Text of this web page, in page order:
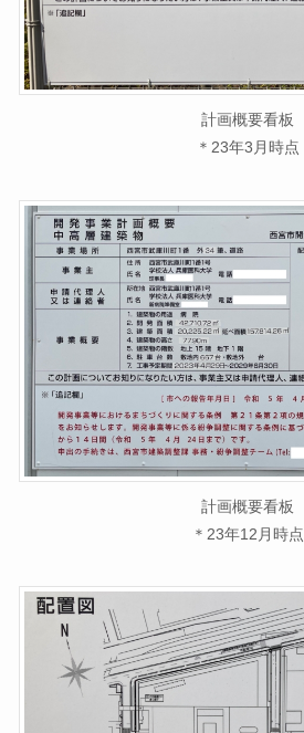
計画概要看板
＊23年3月時点
計画概要看板
＊23年12月時点